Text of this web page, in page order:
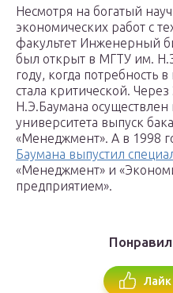
Несмотря на богатый
экономических работ с
факультет Инженерный
был открыт в МГТУ им.
году, когда потребность
стала критической.
Н.Э.Баумана
университета выпуск
«Менеджмент». А в 1998
Баумана выпустил
«Менеджмент» и
предприятием».
Лайк